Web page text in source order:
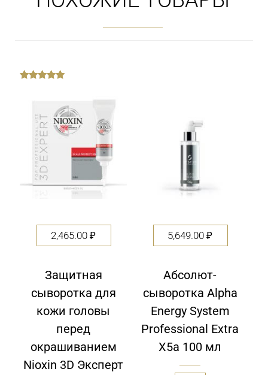
2,465.00 ₽
Защитная
сыворотка для
кожи головы
перед
окрашиванием
Nioxin 3D Эксперт
5,649.00 ₽
Абсолют-
сыворотка Alpha
Energy System
Professional Extra
X5a 100 мл